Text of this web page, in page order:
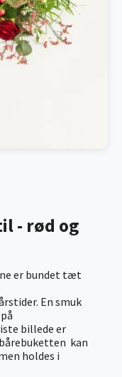
- rød og
er bundet tæt
En smuk
billede er
kan
holdes i